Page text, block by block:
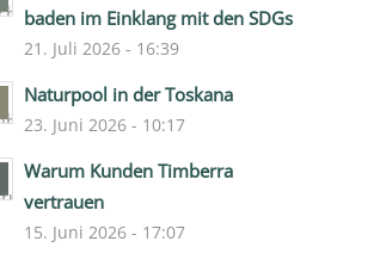
baden im Einklang mit den SDGs
21. Juli 2026 - 16:39
Naturpool in der Toskana
23. Juni 2026 - 10:17
Warum Kunden Timberra
vertrauen
15. Juni 2026 - 17:07